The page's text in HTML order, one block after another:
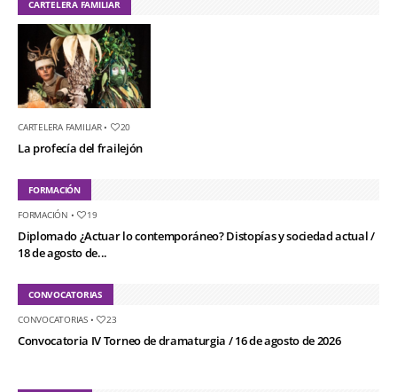
CARTELERA FAMILIAR
CARTELERA FAMILIAR• 20
La profecía del frailejón
FORMACIÓN
FORMACIÓN • 19
Diplomado ¿Actuar lo contemporáneo? Distopías y sociedad actual /
18 de agosto de...
CONVOCATORIAS
CONVOCATORIAS• 23
Convocatoria IV Torneo de dramaturgia / 16 de agosto de 2026